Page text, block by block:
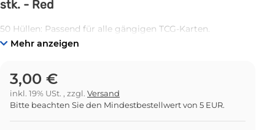
stk. - Red
50 Hüllen: Passend für alle gängigen TCG-Karten.
Mehr anzeigen
3,00 €
inkl. 19% USt. , zzgl. Versand
Bitte beachten Sie den Mindestbestellwert von 5 EUR.